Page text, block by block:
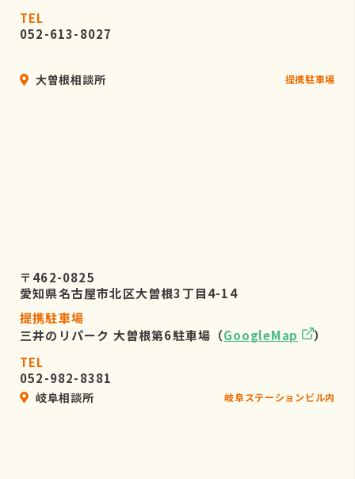
TEL
052-613-8027
大曽根相談所 提携駐車場
〒462-0825
愛知県名古屋市北区大曽根3丁目4-14
提携駐車場
三井のリパーク 大曽根第6駐車場（GoogleMap
）
TEL
052-982-8381
岐阜相談所 岐阜ステーションビル内